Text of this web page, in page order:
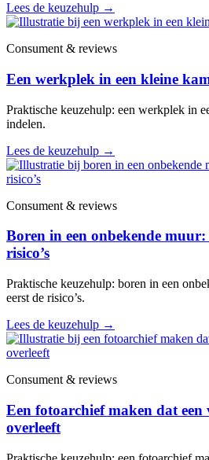
Lees de keuzehulp →
Consument & reviews
Een werkplek in een kleine
Praktische keuzehulp: een werkplek in
indelen.
Lees de keuzehulp →
Consument & reviews
Boren in een onbekende muur:
risico’s
Praktische keuzehulp: boren in een
eerst de risico’s.
Lees de keuzehulp →
Consument & reviews
Een fotoarchief maken dat een
overleeft